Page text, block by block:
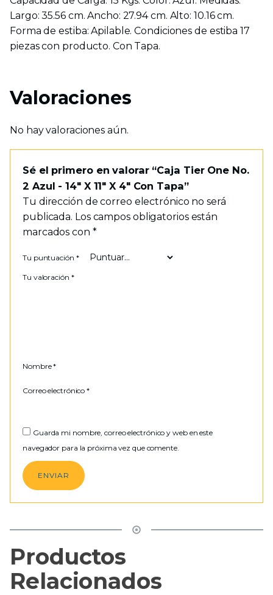
Largo: 35.56 cm. Ancho: 27.94 cm. Alto: 10.16 cm.
Forma de estiba: Apilable. Condiciones de estiba 17
piezas con producto. Con Tapa.
Valoraciones
No hay valoraciones aún.
Sé el primero en valorar “Caja Tier One No.
2 Azul - 14" X 11" X 4" Con Tapa”
Tu dirección de correo electrónico no será
publicada. Los campos obligatorios están
marcados con *
Tu puntuación *
Tu valoración *
Nombre*
Correo electrónico*
Guarda mi nombre, correo electrónico y web en este
navegador para la próxima vez que comente.
Productos
Relacionados